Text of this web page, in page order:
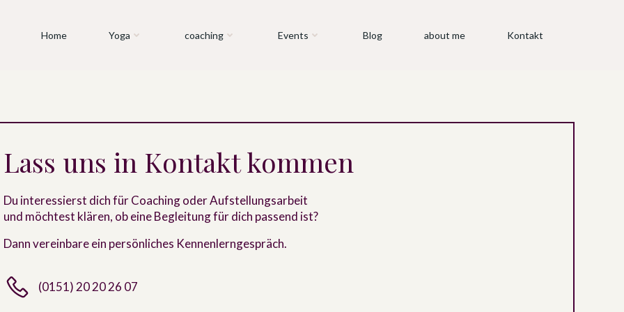
Home Yoga coaching Events Blog about me Kontakt
Lass uns in Kontakt kommen
Du interessierst dich für Coaching oder Aufstellungsarbeit
und möchtest klären, ob eine Begleitung für dich passend ist?
Dann vereinbare ein persönliches Kennenlerngespräch.
(0151) 20 20 26 07